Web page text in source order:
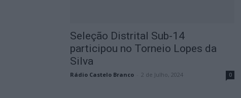
Seleção Distrital Sub-14
participou no Torneio Lopes da
Silva
Rádio Castelo Branco 2 de Julho, 2024 0